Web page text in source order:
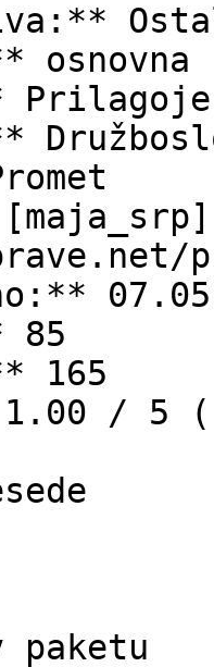
osnovna
85
165
1.00 / 5
paketu